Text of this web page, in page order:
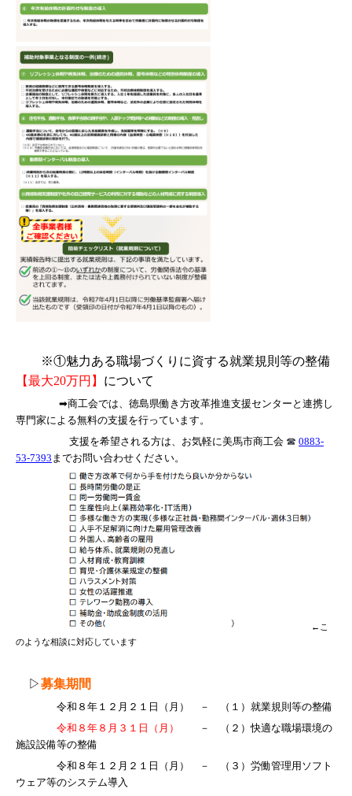
※①魅力ある職場づくりに資する就業規則等の整備
【最大20万円】 について
➡商工会では、徳島県働き方改革推進支援センターと連携し
専門家による無料の支援を行っています。
支援を希望される方は、お気軽に美馬市商工会 ☎ 0883-
53-7393 までお問い合わせください。
←こ
のような相談に対応しています
▷募集期間
令和８年１２月２１日（月） － （１）就業規則等の整備
令和８年８月３１日（月）
－ （２）快適な職場環境の
施設設備等の整備
令和８年１２月２１日（月） － （３）労働管理用ソフト
ウェア等のシステム導入